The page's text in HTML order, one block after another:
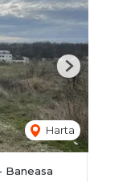
Harta
Next
Baneasa